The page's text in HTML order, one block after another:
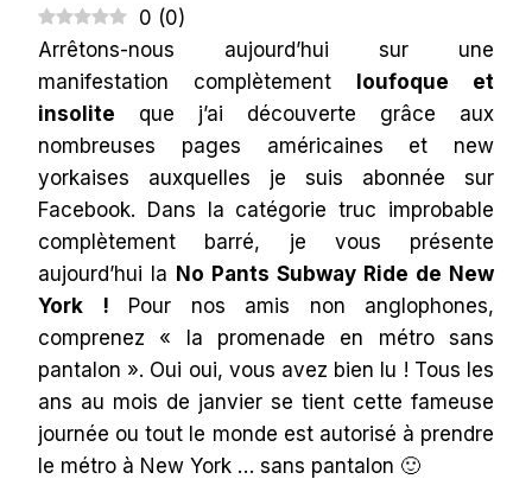
0 (0)
Arrêtons-nous aujourd’hui sur une
manifestation complètement loufoque et
insolite que j’ai découverte grâce aux
nombreuses pages américaines et new
yorkaises auxquelles je suis abonnée sur
Facebook. Dans la catégorie truc improbable
complètement barré, je vous présente
aujourd’hui la No Pants Subway Ride de New
York ! Pour nos amis non anglophones,
comprenez « la promenade en métro sans
pantalon ». Oui oui, vous avez bien lu ! Tous les
ans au mois de janvier se tient cette fameuse
journée ou tout le monde est autorisé à prendre
le métro à New York … sans pantalon 🙂